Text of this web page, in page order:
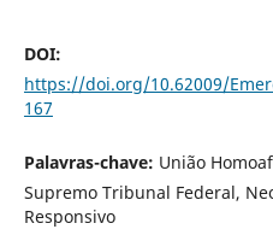
DOI:
https://doi.org/10.62009/
167
Palavras-chave: União
Supremo Tribunal Federal,
Responsivo